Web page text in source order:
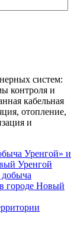
систем:
контроля и
кабельная
отопление,
и
Уренгой» и
Уренгой